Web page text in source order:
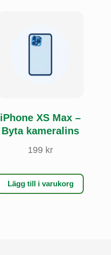
iPhone XS Max –
Byta kameralins
199 kr
Lägg till i varukorg